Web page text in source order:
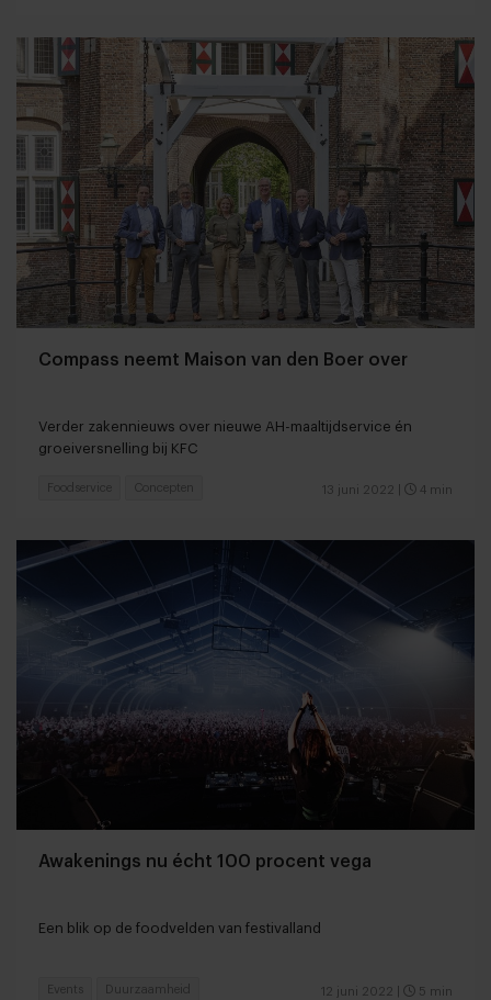
Compass neemt Maison van den Boer over
Verder zakennieuws over nieuwe AH-maaltijdservice én
groeiversnelling bij KFC
13 juni 2022 4 min
Foodservice Concepten
Awakenings nu écht 100 procent vega
Een blik op de foodvelden van festivalland
12 juni 2022 5 min
Events Duurzaamheid